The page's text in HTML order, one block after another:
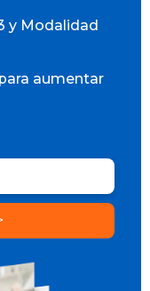
y Modalidad
aumentar